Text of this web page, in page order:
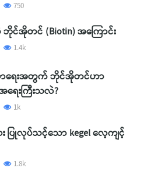
750
င်အိုတင် (Biotin) အကြောင်း
1.4k
ာရေးအတွက် ဘိုင်အိုတင်ဟာ
ေးကြီးသလဲ?
1k
း ပြုလုပ်သင့်သော kegel လေ့ကျင့်
1.8k